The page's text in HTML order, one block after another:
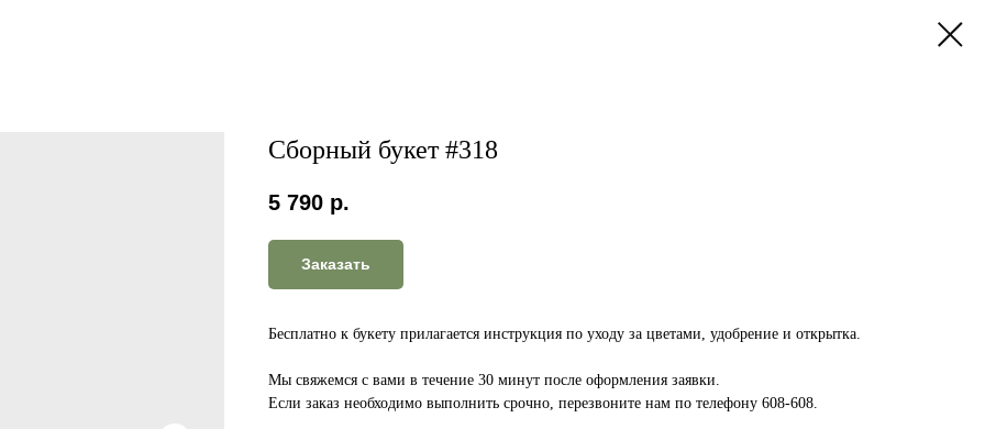
Сборный букет #318
5 790 р.
Заказать
Бесплатно к букету прилагается инструкция по уходу за цветами, удобрение и открытка.
Мы свяжемся с вами в течение 30 минут после оформления заявки.
Если заказ необходимо выполнить срочно, перезвоните нам по телефону 608-608.